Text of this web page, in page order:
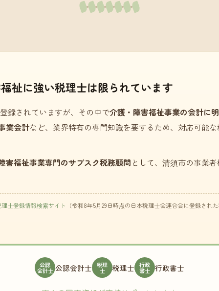
祉に強い税理士は限られています
録されていますが、その中で介護・障害福祉事業の会計に
業会計など、業界特有の専門知識を要するため、対応可能
害福祉事業専門のサブスク税務顧問 として、清須市の事業
士登録情報検索サイト （令和8年5月29日時点の日本税理士会連合会に登録され
公認
会計士 公認会計士 税理
士 税理士 行政
書士 行政書士